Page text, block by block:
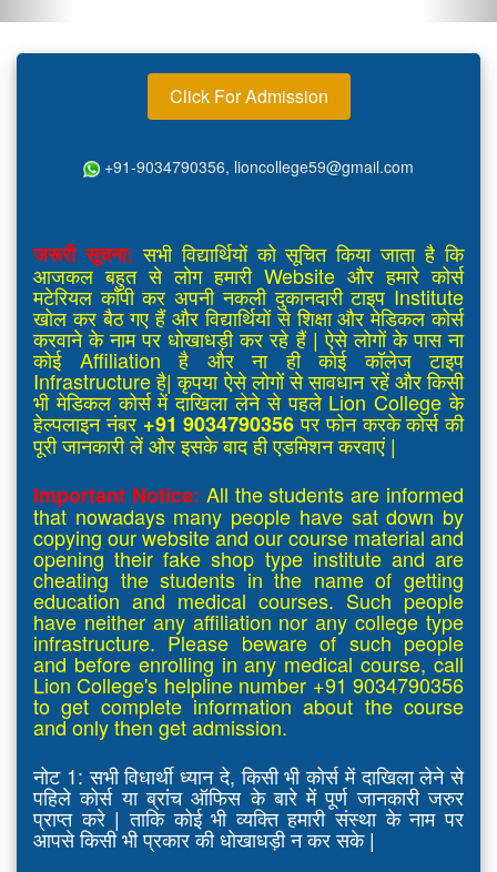
Click For Admission
+91-9034790356, lioncollege59@gmail.com
जरूरी सूचना: सभी विद्यार्थियों को सूचित किया जाता है कि
आजकल बहुत से लोग हमारी Website और हमारे कोर्स
मटेरियल कॉपी कर अपनी नकली दुकानदारी टाइप Institute
खोल कर बैठ गए हैं और विद्यार्थियों से शिक्षा और मेडिकल कोर्स
करवाने के नाम पर धोखाधड़ी कर रहे हैं | ऐसे लोगों के पास ना
कोई Affiliation है और ना ही कोई कॉलेज टाइप
Infrastructure है| कृपया ऐसे लोगों से सावधान रहें और किसी
भी मेडिकल कोर्स में दाखिला लेने से पहले Lion College के
हेल्पलाइन नंबर +91 9034790356पर फोन करके कोर्स की
पूरी जानकारी लें और इसके बाद ही एडमिशन करवाएं |
Important Notice: All the students are informed
that nowadays many people have sat down by
copying our website and our course material and
opening their fake shop type institute and are
cheating the students in the name of getting
education and medical courses. Such people
have neither any affiliation nor any college type
infrastructure. Please beware of such people
and before enrolling in any medical course, call
Lion College's helpline number +91 9034790356
to get complete information about the course
and only then get admission.
नोट 1: सभी विधार्थी ध्यान दे, किसी भी कोर्स में दाखिला लेने से
पहिले कोर्स या ब्रांच ऑफिस के बारे में पूर्ण जानकारी जरुर
प्राप्त करे | ताकि कोई भी व्यक्ति हमारी संस्था के नाम पर
आपसे किसी भी प्रकार की धोखाधड़ी न कर सके |